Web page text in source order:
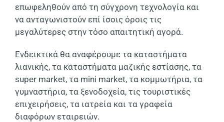
επωφεληθούν από τη σύγχρονη τεχνολογία και
να ανταγωνιστούν επί ίσοις όροις τις
μεγαλύτερες στην τόσο απαιτητική αγορά.
Ενδεικτικά θα αναφέρουμε τα καταστήματα
λιανικής, τα καταστήματα μαζικής εστίασης, τα
super market, τα mini market, τα κομμωτήρια, τα
γυμναστήρια, τα ξενοδοχεία, τις τουριστικές
επιχειρήσεις, τα ιατρεία και τα γραφεία
διαφόρων εταιρειών.